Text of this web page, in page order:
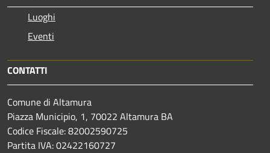
Luoghi
Eventi
CONTATTI
Comune di Altamura
Piazza Municipio, 1, 70022 Altamura BA
Codice Fiscale: 82002590725
Partita IVA: 02422160727